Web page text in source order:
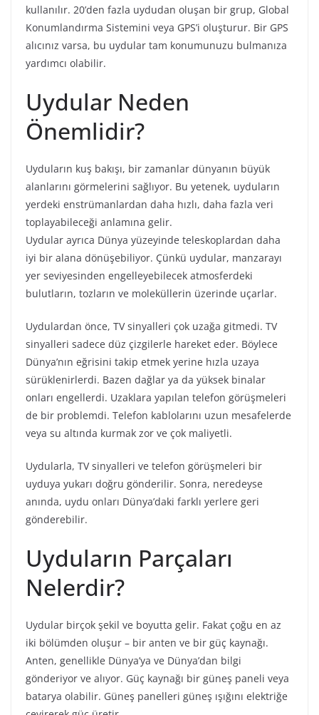
kullanılır. 20’den fazla uydudan oluşan bir grup, Global
Konumlandırma Sistemini veya GPS’i oluşturur. Bir GPS
alıcınız varsa, bu uydular tam konumunuzu bulmanıza
yardımcı olabilir.
Uydular Neden
Önemlidir?
Uyduların kuş bakışı, bir zamanlar dünyanın büyük
alanlarını görmelerini sağlıyor. Bu yetenek, uyduların
yerdeki enstrümanlardan daha hızlı, daha fazla veri
toplayabileceği anlamına gelir.
Uydular ayrıca Dünya yüzeyinde teleskoplardan daha
iyi bir alana dönüşebiliyor. Çünkü uydular, manzarayı
yer seviyesinden engelleyebilecek atmosferdeki
bulutların, tozların ve moleküllerin üzerinde uçarlar.
Uydulardan önce, TV sinyalleri çok uzağa gitmedi. TV
sinyalleri sadece düz çizgilerle hareket eder. Böylece
Dünya’nın eğrisini takip etmek yerine hızla uzaya
sürüklenirlerdi. Bazen dağlar ya da yüksek binalar
onları engellerdi. Uzaklara yapılan telefon görüşmeleri
de bir problemdi. Telefon kablolarını uzun mesafelerde
veya su altında kurmak zor ve çok maliyetli.
Uydularla, TV sinyalleri ve telefon görüşmeleri bir
uyduya yukarı doğru gönderilir. Sonra, neredeyse
anında, uydu onları Dünya’daki farklı yerlere geri
gönderebilir.
Uyduların Parçaları
Nelerdir?
Uydular birçok şekil ve boyutta gelir. Fakat çoğu en az
iki bölümden oluşur – bir anten ve bir güç kaynağı.
Anten, genellikle Dünya’ya ve Dünya’dan bilgi
gönderiyor ve alıyor. Güç kaynağı bir güneş paneli veya
batarya olabilir. Güneş panelleri güneş ışığını elektriğe